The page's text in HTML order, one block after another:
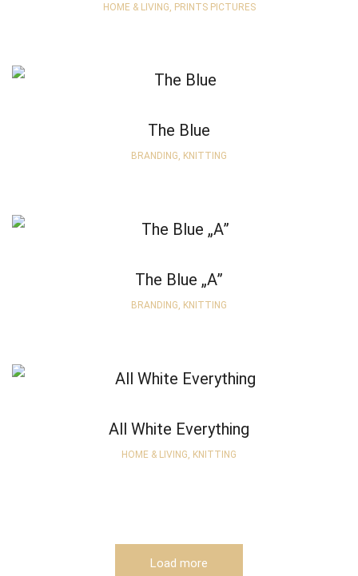
HOME & LIVING, PRINTS PICTURES
The Blue
BRANDING, KNITTING
The Blue „A”
BRANDING, KNITTING
All White Everything
HOME & LIVING, KNITTING
Load more